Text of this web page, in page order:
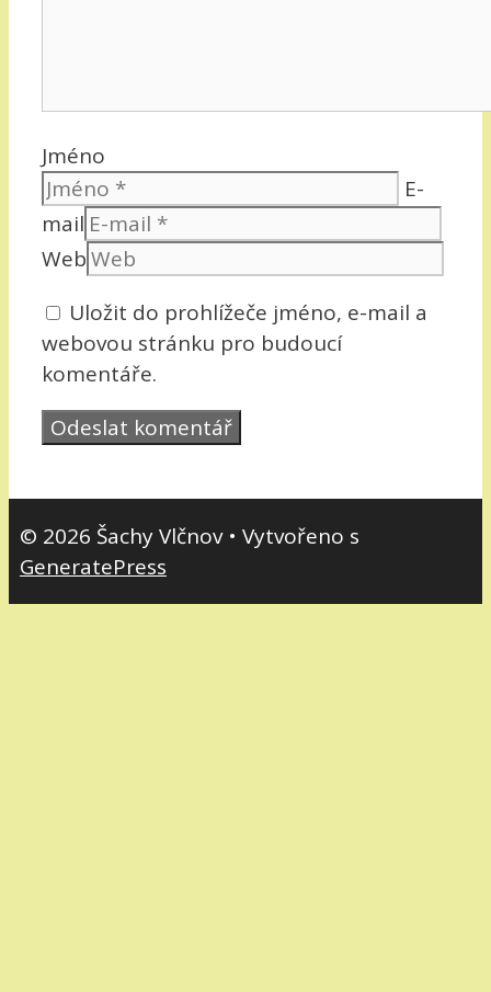
Jméno
E-
mail
Web
Uložit do prohlížeče jméno, e-mail a
webovou stránku pro budoucí
komentáře.
© 2026 Šachy Vlčnov• Vytvořeno s
GeneratePress